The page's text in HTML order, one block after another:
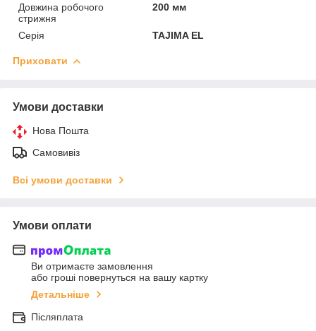
Довжина робочого
стрижня
200 мм
Серія TAJIMA EL
Приховати
Умови доставки
Нова Пошта
Самовивіз
Всі умови доставки
Умови оплати
Ви отримаєте замовлення
або гроші повернуться на вашу картку
Детальніше
Післяплата